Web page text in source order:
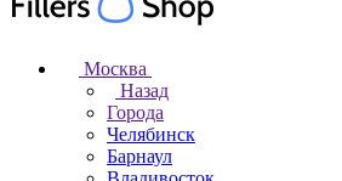
Москва
Назад
Города
Челябинск
Барнаул